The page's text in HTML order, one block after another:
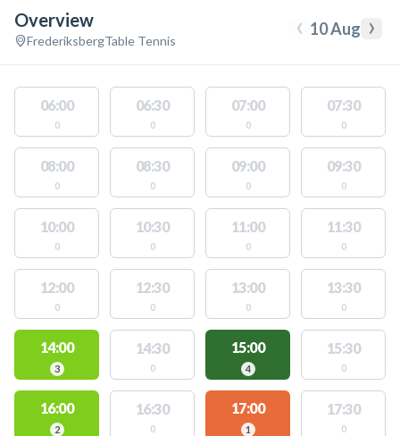
Overview
FrederiksbergTable Tennis ‹ 10 Aug ›
06:00
0
06:30
0
07:00
0
07:30
0
08:00
0
08:30
0
09:00
0
09:30
0
10:00
0
10:30
0
11:00
0
11:30
0
12:00
0
12:30
0
13:00
0
13:30
0
14:00
3
14:30
0
15:00
4
15:30
0
16:00
2
16:30
0
17:00
1
17:30
0